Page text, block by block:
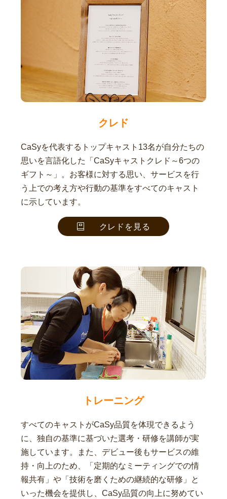
クレド
CaSyを代表するトップキャスト13名が自分たちの
思いを言語化した「CaSyキャストクレド～6つの
ギフト～」。お客様に対する思い、サービスを行
う上での考え方や行動の基準をすべてのキャスト
に示しています。
クレドを見る
トレーニング
すべてのキャストがCaSy品質を体現できるよう
に、独自の基準に基づいた選考・研修を講師が実
施しています。また、デビュー後もサービスの維
持・向上のため、「定期的なミーティングでの情
報共有」や「技術を磨くための継続的な研修」と
いった機会を提供し、CaSy品質の向上に努めてい